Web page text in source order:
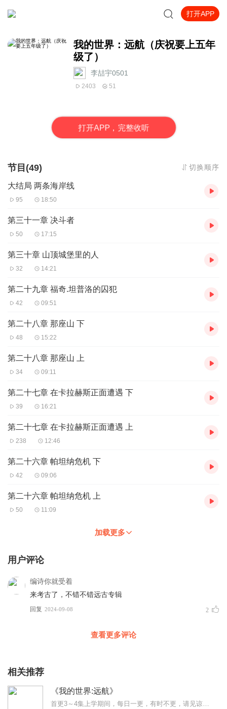
打开APP
我的世界：远航（庆祝要上五年
级了）
李喆宇0501
2403 51
打开APP，完整收听
节目(49) 切换顺序
大结局 两条海岸线
95 18:50
第三十一章 决斗者
50 17:15
第三十章 山顶城堡里的人
32 14:21
第二十九章 福奇.坦普洛的囚犯
42 09:51
第二十八章 那座山 下
48 15:22
第二十八章 那座山 上
34 09:11
第二十七章 在卡拉赫斯正面遭遇 下
39 16:21
第二十七章 在卡拉赫斯正面遭遇 上
238 12:46
第二十六章 帕坦纳危机 下
42 09:06
第二十六章 帕坦纳危机 上
50 11:09
加载更多
用户评论
编诗你就受着
来考古了，不错不错远古专辑
回复 2024-09-08 2
查看更多评论
相关推荐
《我的世界:远航》
首更3～4集上学期间，每日一更，有时不更，请见谅日更2～3集不定时爆更呦～～分享？次或关注数量到1000或订阅量到100加更10集(分着加更，要不加更不过来...